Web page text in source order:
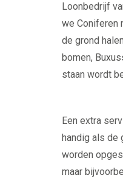
Loonbedrijf
we Coniferen
de grond
bomen,
staan wordt
Een extra
handig als de
worden
maar